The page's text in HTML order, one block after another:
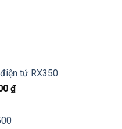
tử RX350
₫